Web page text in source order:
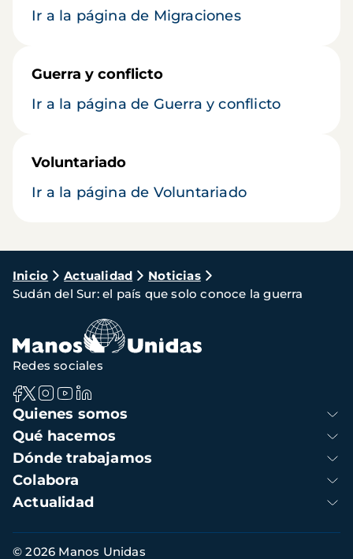
Ir a la página de Migraciones
Guerra y conflicto
Ir a la página de Guerra y conflicto
Voluntariado
Ir a la página de Voluntariado
Ruta
de
navegación
Inicio Actualidad
Noticias
Sudán del Sur: el país que solo conoce la guerra
Navegación
principal
Quienes somos
Qué hacemos
Dónde trabajamos
Colabora
Actualidad
Redes sociales
Información
© 2026 Manos Unidas